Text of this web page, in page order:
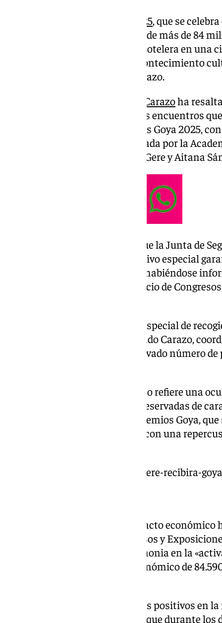
Premios Goya 2025, que se
Granada, reportará un impacto de más de 84
un lleno técnico de ocupación hotelera en una
diario relacionadas con este acontecimiento
lunes la alcaldesa, Marifrán Carazo.
Carazoha
Católica como «epicentro» de los encuentros
participación de cineastas de los Goya 2025,
programación conjunta preparada por la
final de la semana con Richard Gere y Aitana
Ha incidido de cara al sábado que la Junta de
semana pasada para el dispositivo especial
desplazamientos» y «el tráfico» habiéndose
repercusión en el acceso al Palacio de
También habrá un dispositivo especial de
al evento, y todo ello, ha destacado Carazo,
Seguridad del Estado dado el elevado número
El estudio preliminar de impacto refiere una
ciento de sus 16.402 camas ya reservadas de
febrero de la 39 edición de los Premios Goya,
mediático 71 millones de euros con una
https://www.101tv.es/richard-gere-recibira-
Este estudio preliminar de impacto económico
dirección del Palacio de Congresos y
enorme repercusión de la ceremonia en la
granadina» con un impacto económico de
Asimismo, se destaca los efectos positivos en
referente de la cultura en tanto que durante los